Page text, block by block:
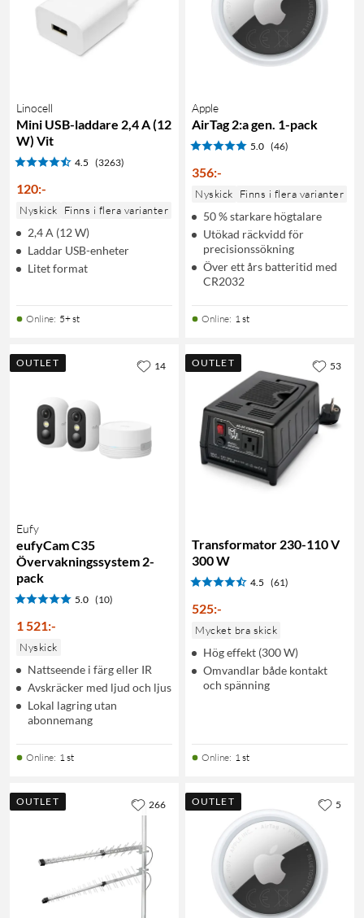
Linocell
Mini USB-laddare 2,4 A (12
W) Vit
4.5 (3263)
120:-
Nyskick Finns i flera varianter
2,4 A (12 W)
Laddar USB-enheter
Litet format
Online: 5+ st
Apple
AirTag 2:a gen. 1-pack
5.0 (46)
356:-
Nyskick Finns i flera varianter
50 % starkare högtalare
Utökad räckvidd för
precisionssökning
Över ett års batteritid med
CR2032
Online: 1 st
OUTLET
Eufy
eufyCam C35
Övervakningssystem 2-
pack
5.0 (10)
1 521:-
Nyskick
Nattseende i färg eller IR
Avskräcker med ljud och ljus
Lokal lagring utan
abonnemang
Online: 1 st
14 OUTLET
Transformator 230-110 V
300 W
4.5 (61)
525:-
Mycket bra skick
Hög effekt (300 W)
Omvandlar både kontakt
och spänning
Online: 1 st
53
OUTLET 266 OUTLET 5